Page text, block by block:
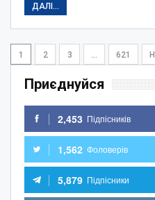
ДАЛІ...
1 2 3 621
Приєднуйся
2,453 Підпісників
1,562 Фоловерів
5,879 Підпісники